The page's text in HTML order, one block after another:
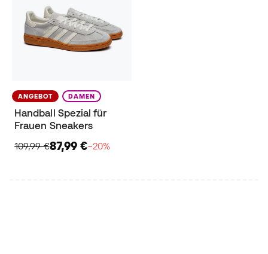
ANGEBOT DAMEN
Handball Spezial für
Frauen Sneakers
109,99 €87,99 €−20%